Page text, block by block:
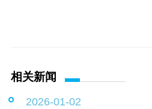
相关新闻
2026-01-02